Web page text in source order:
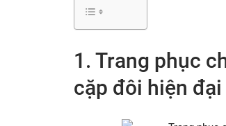
1. Trang phục
cặp đôi hiện